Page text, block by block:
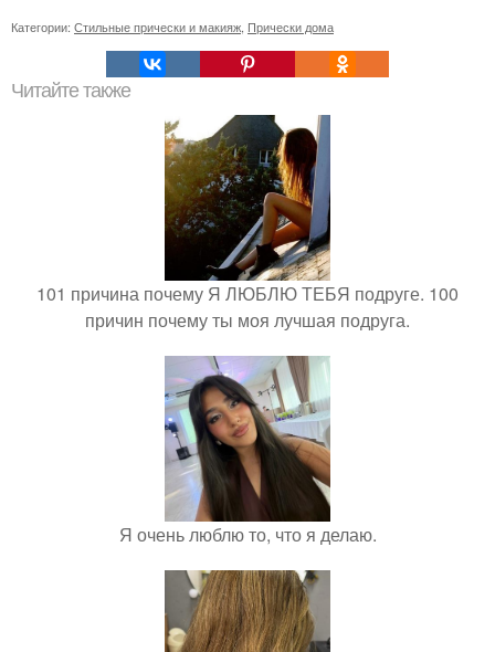
Категории: Стильные прически и макияж Прически дома
Читайте также
101 причина почему Я ЛЮБЛЮ ТЕБЯ подруге. 100
причин почему ты моя лучшая подруга.
Я очень люблю то, что я делаю.